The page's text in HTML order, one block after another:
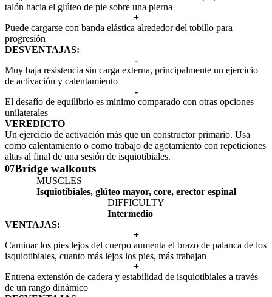
talón hacia el glúteo de pie sobre una pierna
+
Puede cargarse con banda elástica alrededor del tobillo para
progresión
DESVENTAJAS:
-
Muy baja resistencia sin carga externa, principalmente un ejercicio
de activación y calentamiento
-
El desafío de equilibrio es mínimo comparado con otras opciones
unilaterales
VEREDICTO
Un ejercicio de activación más que un constructor primario. Usa
como calentamiento o como trabajo de agotamiento con repeticiones
altas al final de una sesión de isquiotibiales.
07Bridge walkouts
MUSCLES
Isquiotibiales, glúteo mayor, core, erector espinal
DIFFICULTY
Intermedio
VENTAJAS:
+
Caminar los pies lejos del cuerpo aumenta el brazo de palanca de los
isquiotibiales, cuanto más lejos los pies, más trabajan
+
Entrena extensión de cadera y estabilidad de isquiotibiales a través
de un rango dinámico